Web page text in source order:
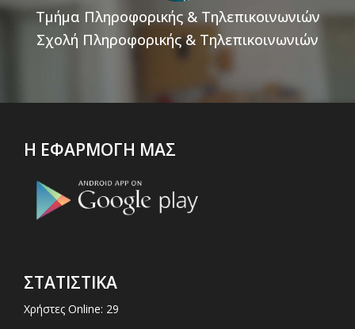
Τμήμα Πληροφορικής & Τηλεπικοινωνιών
Σχολή Πληροφορικής & Τηλεπικοινωνιών
Η ΕΦΑΡΜΟΓΗ ΜΑΣ
ΣΤΑΤΙΣΤΙΚΑ
Χρήστες Online: 29